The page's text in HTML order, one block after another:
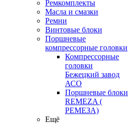
Ремкомплекты
Масла и смазки
Ремни
Винтовые блоки
Поршневые
компрессорные головки
Компрессорные
головки
Бежецкий завод
АСО
Поршневые блоки
REMEZA (
РЕМЕЗА)
Ещё